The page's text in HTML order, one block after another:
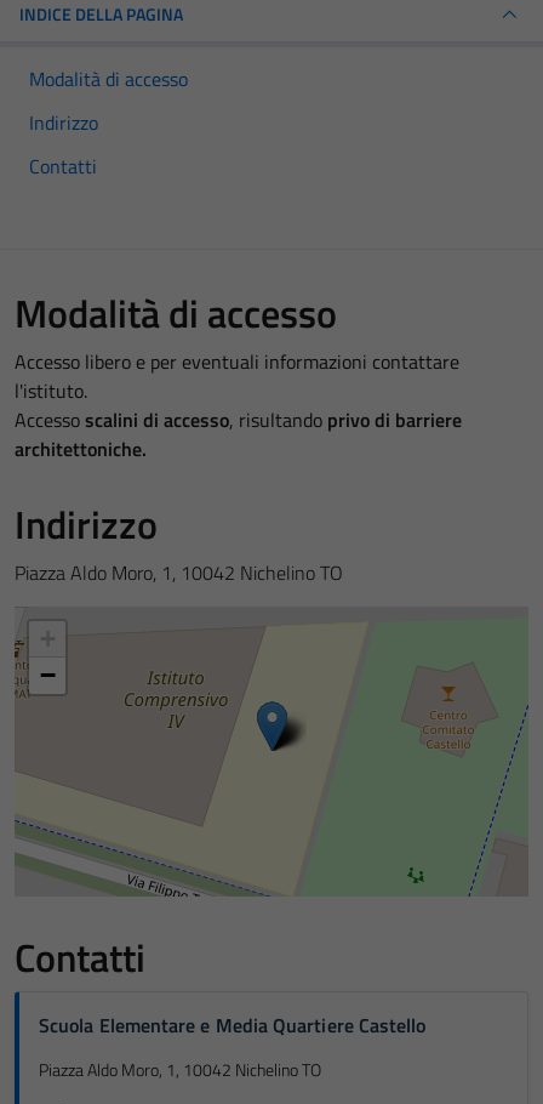
INDICE DELLA PAGINA
Modalità di accesso
Indirizzo
Contatti
Modalità di accesso
Accesso libero e per eventuali informazioni contattare
l'istituto.
Accessoscalini di accesso, risultando privo di barriere
architettoniche.
Indirizzo
Piazza Aldo Moro, 1, 10042 Nichelino TO
−
Contatti
Scuola Elementare e Media Quartiere Castello
Piazza Aldo Moro, 1, 10042 Nichelino TO